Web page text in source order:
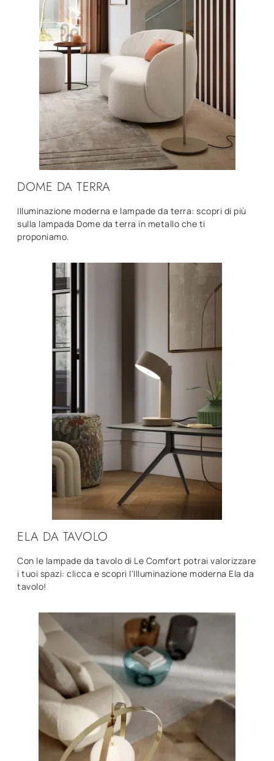
DOME DA TERRA
Illuminazione moderna e lampade da terra: scopri di più
sulla lampada Dome da terra in metallo che ti
proponiamo.
ELA DA TAVOLO
Con le lampade da tavolo di Le Comfort potrai valorizzare
i tuoi spazi: clicca e scopri l'Illuminazione moderna Ela da
tavolo!